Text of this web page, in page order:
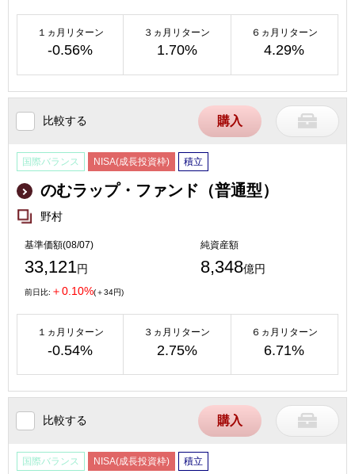
１ヵ月リターン
-0.56%
３ヵ月リターン
1.70%
６ヵ月リターン
4.29%
比較する 購入
国際バランス NISA(成長投資枠) 積立
のむラップ・ファンド（普通型）
野村
基準価額(08/07)
33,121円
純資産額
8,348億円
前日比: ＋0.10%(＋34円)
１ヵ月リターン
-0.54%
３ヵ月リターン
2.75%
６ヵ月リターン
6.71%
比較する 購入
国際バランス NISA(成長投資枠) 積立